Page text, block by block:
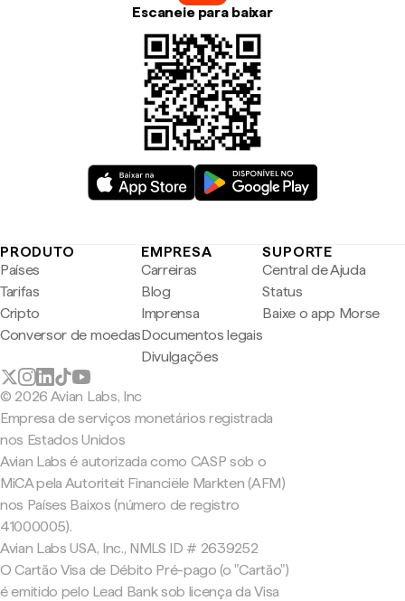
Escaneie para baixar
PRODUTO
Países
Tarifas
Cripto
Conversor de moedas
EMPRESA
Carreiras
Blog
Imprensa
Documentos legais
Divulgações
SUPORTE
Central de Ajuda
Status
Baixe o app Morse
© 2026 Avian Labs, Inc
Empresa de serviços monetários registrada
nos Estados Unidos
Avian Labs é autorizada como CASP sob o
MiCA pela Autoriteit Financiële Markten (AFM)
nos Países Baixos (número de registro
41000005).
Avian Labs USA, Inc., NMLS ID # 2639252
O Cartão Visa de Débito Pré-pago (o "Cartão")
é emitido pelo Lead Bank sob licença da Visa